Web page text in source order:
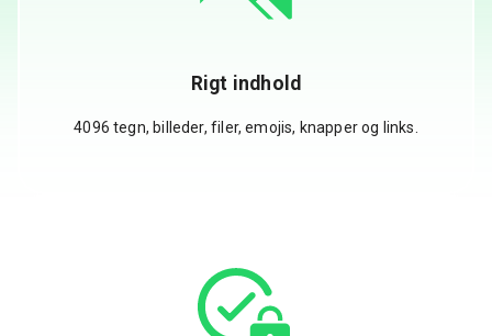
Rigt indhold
4096 tegn, billeder, filer, emojis, knapper og links.